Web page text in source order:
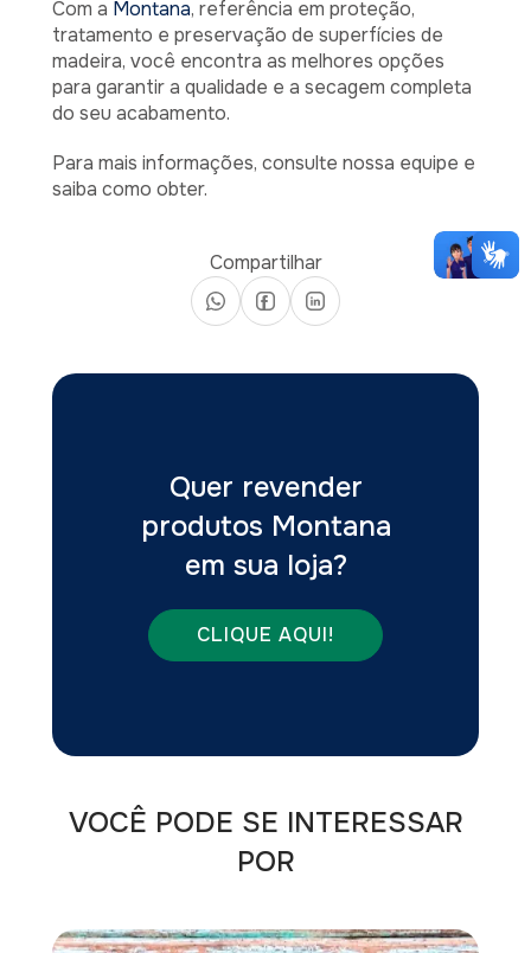
Com a Montana, referência em proteção,
tratamento e preservação de superfícies de
madeira, você encontra as melhores opções
para garantir a qualidade e a secagem completa
do seu acabamento.
Para mais informações, consulte nossa equipe e
saiba como obter.
Compartilhar
Quer revender
produtos Montana
em sua loja?
CLIQUE AQUI!
VOCÊ PODE SE INTERESSAR
POR